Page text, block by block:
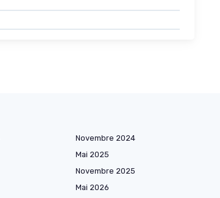
Novembre 2024
Mai 2025
Novembre 2025
Mai 2026